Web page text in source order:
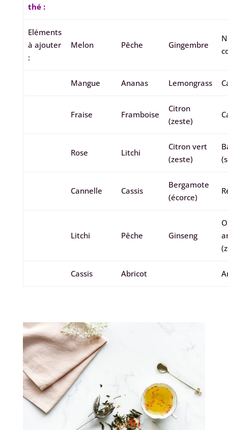
thé :
Eléments
à ajouter
:
Melon Pêche Gingembre
Mangue Ananas Lemongrass
Fraise Framboise
Citron
(zeste)
Rose Litchi
Citron vert
(zeste)
Cannelle Cassis
Bergamote
(écorce)
Litchi Pêche Ginseng
Cassis Abricot